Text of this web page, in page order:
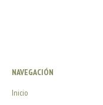
NAVEGACIÓN
Inicio